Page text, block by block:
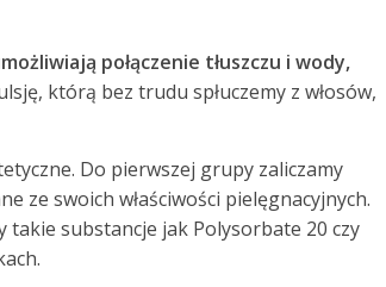
połączenie tłuszczu i wody,
którą bez trudu spłuczemy z włosów,
Do pierwszej grupy zaliczamy
ze swoich właściwości pielęgnacyjnych.
substancje jak Polysorbate 20 czy